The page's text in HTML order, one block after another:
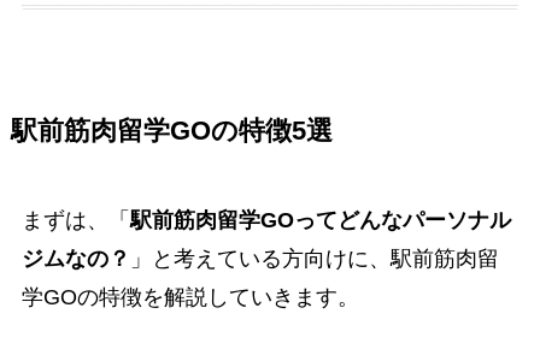
駅前筋肉留学GOの特徴5選
まずは、「駅前筋肉留学GOってどんなパーソナル
ジムなの？ 」と考えている方向けに、駅前筋肉留
学GOの特徴を解説していきます。